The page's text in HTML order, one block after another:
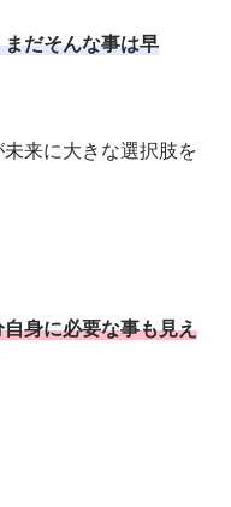
だそんな事は早
来に大きな選択肢を
身に必要な事も見え